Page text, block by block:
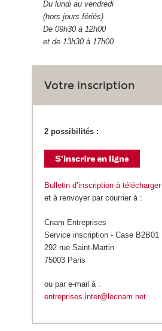
Du lundi au vendredi
(hors jours fériés)
De 09h30 à 12h00
et de 13h30 à 17h00
Votre inscription
2 possibilités :
Bulletin d’inscription à télécharger
et à renvoyer par courrier à :
Cnam Entreprises
Service inscription - Case B2B01
292 rue Saint-Martin
75003 Paris
ou par e-mail à :
entreprises.inter@lecnam.net